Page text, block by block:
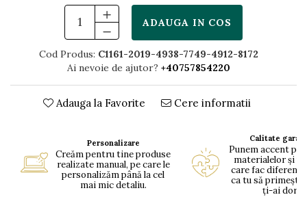
ADAUGA IN COS
Cod Produs: C1161-2019-4938-7749-4912-8172
Ai nevoie de ajutor? +40757854220
Adauga la Favorite Cere informatii
Personalizare
Creăm pentru tine produse
realizate manual, pe care le
personalizăm până la cel
mai mic detaliu.
Calitate
Punem accent pe
materialelor și
care fac
ca tu să primești
ți-ai dorit.